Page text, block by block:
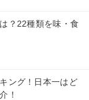
？22種類を味・食
ング！日本一はど
！